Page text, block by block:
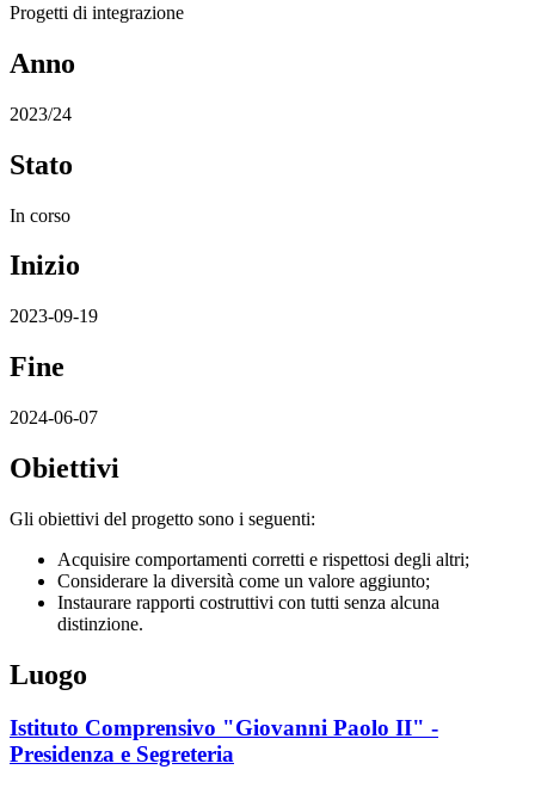
Progetti di integrazione
Anno
2023/24
Stato
In corso
Inizio
2023-09-19
Fine
2024-06-07
Obiettivi
Gli obiettivi del progetto sono i seguenti:
Acquisire comportamenti corretti e rispettosi degli altri;
Considerare la diversità come un valore aggiunto;
Instaurare rapporti costruttivi con tutti senza alcuna
distinzione.
Luogo
Istituto Comprensivo "Giovanni Paolo II" -
Presidenza e Segreteria